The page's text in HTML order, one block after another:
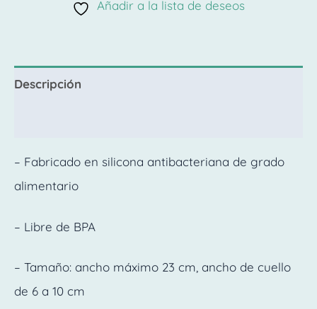
Añadir a la lista de deseos
Descripción
– Fabricado en silicona antibacteriana de grado
alimentario
– Libre de BPA
– Tamaño: ancho máximo 23 cm, ancho de cuello
de 6 a 10 cm